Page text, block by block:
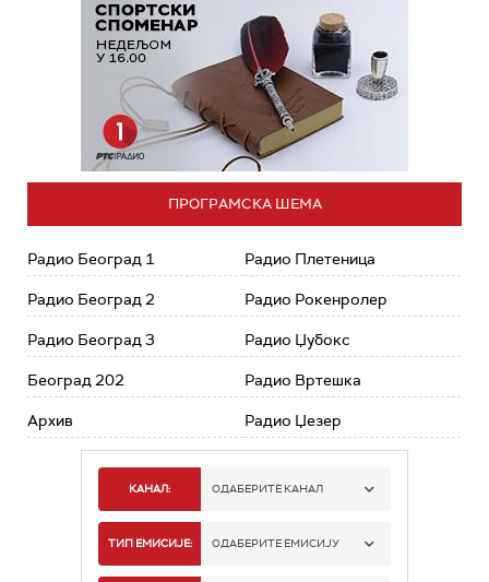
ПРОГРАМСКА ШЕМА
Радио Београд 1
Радио Београд 2
Радио Београд 3
Београд 202
Архив
Радио Плетеница
Радио Рокенролер
Радио Џубокс
Радио Вртешка
Радио Џезер
КАНАЛ: ОДАБЕРИТЕ КАНАЛ
РАДИО БЕОГРАД 1
ТИП ЕМИСИЈЕ: ОДАБЕРИТЕ ЕМИСИЈУ